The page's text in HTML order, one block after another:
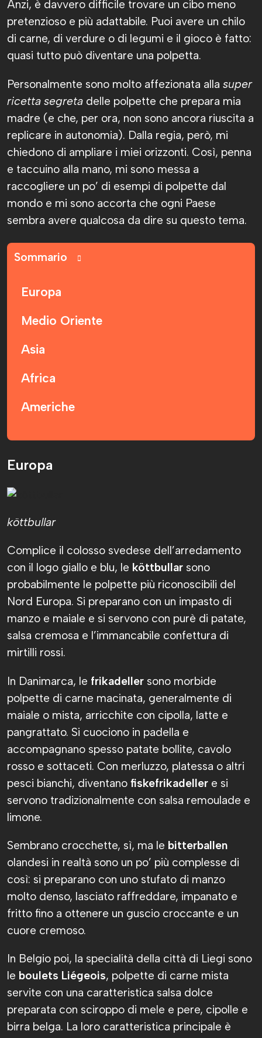
Anzi, è davvero difficile trovare un cibo meno
pretenzioso e più adattabile. Puoi avere un chilo
di carne, di verdure o di legumi e il gioco è fatto:
quasi tutto può diventare una polpetta.
Personalmente sono molto affezionata alla super
ricetta segreta delle polpette che prepara mia
madre (e che, per ora, non sono ancora riuscita a
replicare in autonomia). Dalla regia, però, mi
chiedono di ampliare i miei orizzonti. Così, penna
e taccuino alla mano, mi sono messa a
raccogliere un po’ di esempi di polpette dal
mondo e mi sono accorta che ogni Paese
sembra avere qualcosa da dire su questo tema.
Sommario
Europa
Medio Oriente
Asia
Africa
Americhe
Europa
köttbullar
Complice il colosso svedese dell’arredamento
con il logo giallo e blu, le köttbullar sono
probabilmente le polpette più riconoscibili del
Nord Europa. Si preparano con un impasto di
manzo e maiale e si servono con purè di patate,
salsa cremosa e l’immancabile confettura di
mirtilli rossi.
In Danimarca, le frikadeller sono morbide
polpette di carne macinata, generalmente di
maiale o mista, arricchite con cipolla, latte e
pangrattato. Si cuociono in padella e
accompagnano spesso patate bollite, cavolo
rosso e sottaceti. Con merluzzo, platessa o altri
pesci bianchi, diventano fiskefrikadeller e si
servono tradizionalmente con salsa remoulade e
limone.
Sembrano crocchette, sì, ma le bitterballen
olandesi in realtà sono un po’ più complesse di
così: si preparano con uno stufato di manzo
molto denso, lasciato raffreddare, impanato e
fritto fino a ottenere un guscio croccante e un
cuore cremoso.
In Belgio poi, la specialità della città di Liegi sono
le boulets Liégeois, polpette di carne mista
servite con una caratteristica salsa dolce
preparata con sciroppo di mele e pere, cipolle e
birra belga. La loro caratteristica principale è